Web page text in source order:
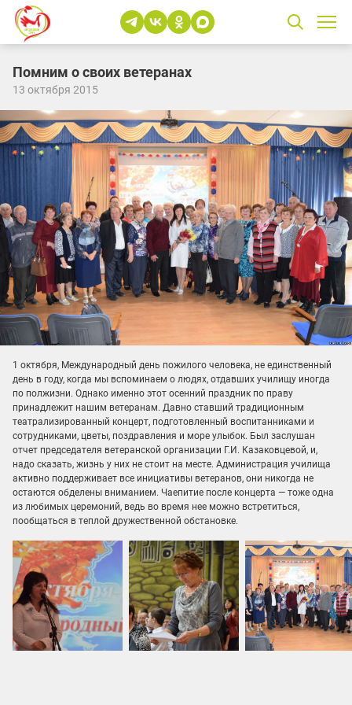
Помним о своих ветеранах
13 октября 2015
1 октября, Международный день пожилого человека, не единственный
день в году, когда мы вспоминаем о людях, отдавших училищу иногда
по полжизни. Однако именно этот осенний праздник по праву
принадлежит нашим ветеранам. Давно ставший традиционным
театрализированный концерт, подготовленный воспитанниками и
сотрудниками, цветы, поздравления и море улыбок. Был заслушан
отчет председателя ветеранской организации Г.И. Казаковцевой, и,
надо сказать, жизнь у них не стоит на месте. Администрация училища
активно поддерживает все инициативы ветеранов, они никогда не
остаются обделены вниманием. Чаепитие после концерта — тоже одна
из любимых церемоний, ведь во время нее можно встретиться,
пообщаться в теплой дружественной обстановке.